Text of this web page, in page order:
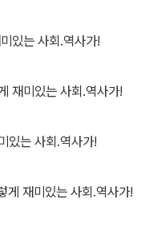
있는 사회.역사가!
재미있는 사회.역사가!
있는 사회.역사가!
게 재미있는 사회.역사가!